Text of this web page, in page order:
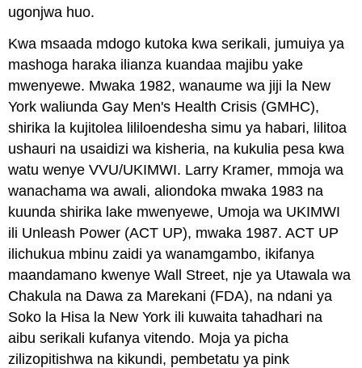
ugonjwa huo.
Kwa msaada mdogo kutoka kwa serikali, jumuiya ya
mashoga haraka ilianza kuandaa majibu yake
mwenyewe. Mwaka 1982, wanaume wa jiji la New
York waliunda Gay Men's Health Crisis (GMHC),
shirika la kujitolea lililoendesha simu ya habari, lilitoa
ushauri na usaidizi wa kisheria, na kukulia pesa kwa
watu wenye VVU/UKIMWI. Larry Kramer, mmoja wa
wanachama wa awali, aliondoka mwaka 1983 na
kuunda shirika lake mwenyewe, Umoja wa UKIMWI
ili Unleash Power (ACT UP), mwaka 1987. ACT UP
ilichukua mbinu zaidi ya wanamgambo, ikifanya
maandamano kwenye Wall Street, nje ya Utawala wa
Chakula na Dawa za Marekani (FDA), na ndani ya
Soko la Hisa la New York ili kuwaita tahadhari na
aibu serikali kufanya vitendo. Moja ya picha
zilizopitishwa na kikundi, pembetatu ya pink